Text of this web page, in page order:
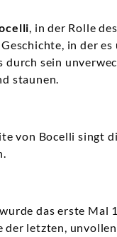
, in der Rolle
in der
durch sein
staunen.
von Bocelli singt
das erste Mal
der letzten,